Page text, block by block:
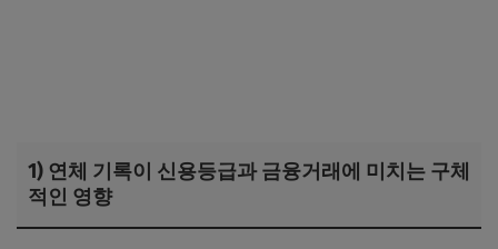
1) 연체 기록이 신용등급과 금융거래에 미치는 구체
적인 영향